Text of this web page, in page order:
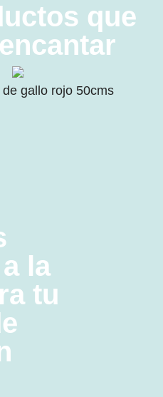
que
gallo rojo 50cms
la
tu